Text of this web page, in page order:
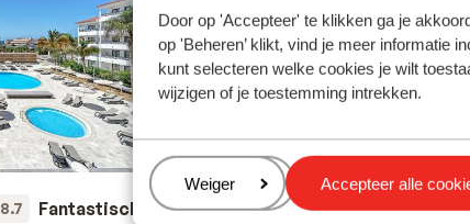
Door op 'Accepteer' te klikken ga je
op 'Beheren’ klikt, vind je meer informatie
kunt selecteren welke cookies je wilt
wijzigen of je toestemming intrekken.
Beheren
Weiger Accepteer alle
8.7 Fantastisch 8.2